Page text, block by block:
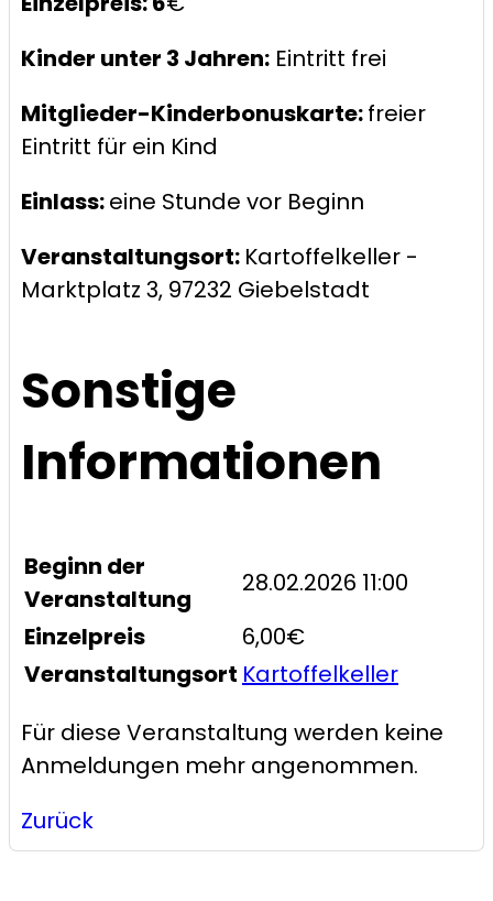
Kinder unter 3 Jahren: Eintritt frei
Mitglieder-Kinderbonuskarte:freier
Eintritt für ein Kind
Einlass:eine Stunde vor Beginn
Veranstaltungsort: Kartoffelkeller -
Marktplatz 3, 97232 Giebelstadt
Sonstige
Informationen
Beginn der
Veranstaltung
28.02.2026 11:00
Einzelpreis
6,00€
Veranstaltungsort Kartoffelkeller
Für diese Veranstaltung werden keine
Anmeldungen mehr angenommen.
Zurück